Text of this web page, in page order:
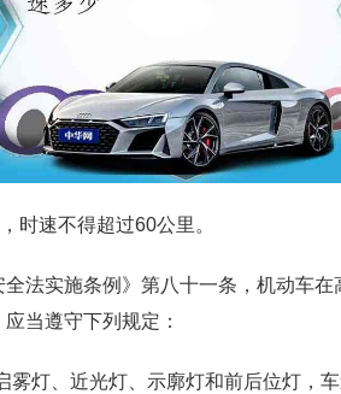
时速不得超过60公里。
全法实施条例》第八十一条，机动车
当遵守下列规定：
雾灯、近光灯、示廓灯和前后位灯，